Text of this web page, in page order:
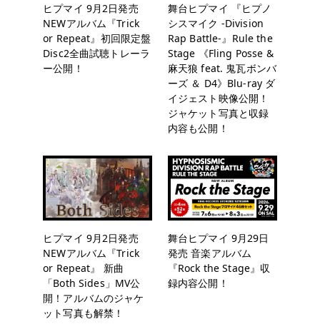
ヒプマイ 9月2日発売
NEWアルバム『Trick
or Repeat』初回限定盤
Disc2全曲試聴トレーラ
ー公開！
舞台ヒプマイ 『ヒプノ
シスマイク -Division
Rap Battle-』Rule the
Stage 《Fling Posse &
麻天狼 feat. 鬼瓦ボンバ
ーズ ＆ D4》Blu-ray ダ
イジェスト映像公開！
ジャケット写真と収録
内容も公開！
ヒプマイ 9月2日発売
NEWアルバム『Trick
or Repeat』 新曲
「Both Sides」MV公
開！アルバムのジャケ
ット写真も解禁！
舞台ヒプマイ 9月29日
発売 音楽アルバム
『Rock the Stage』収
録内容公開！